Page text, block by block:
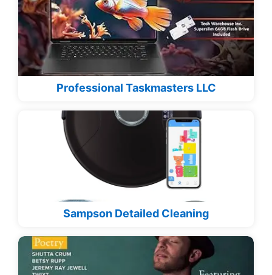
Professional Taskmasters LLC
Sampson Detailed Cleaning